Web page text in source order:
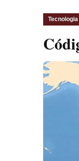
Tecnologia